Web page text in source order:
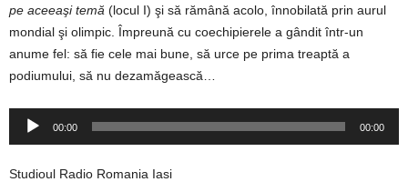
pe aceeaşi temă (locul I) şi să rămână acolo, înnobilată prin aurul
mondial şi olimpic. Împreună cu coechipierele a gândit într-un
anume fel: să fie cele mai bune, să urce pe prima treaptă a
podiumului, să nu dezamăgească…
Player
00:00 00:00
Studioul Radio Romania Iasi